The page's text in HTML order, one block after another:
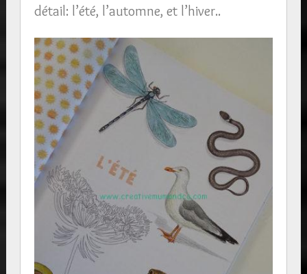
détail: l’été, l’automne, et l’hiver..